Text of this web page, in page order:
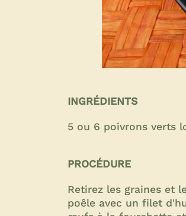
INGRÉDIENTS
5 ou 6 poivrons verts
PROCÉDURE
Retirez les graines et
poêle avec un filet